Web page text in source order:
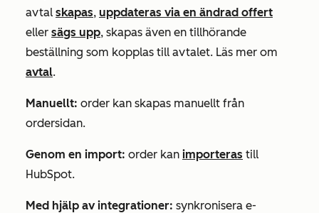
avtal skapas, uppdateras via en ändrad offert
eller sägs upp, skapas även en tillhörande
beställning som kopplas till avtalet. Läs mer om
avtal.
Manuellt: order kan skapas manuellt från
ordersidan.
Genom en import: order kan importeras till
HubSpot.
Med hjälp av integrationer: synkronisera e-